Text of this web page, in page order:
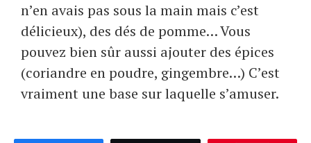
n’en avais pas sous la main mais c’est
délicieux), des dés de pomme… Vous
pouvez bien sûr aussi ajouter des épices
(coriandre en poudre, gingembre…) C’est
vraiment une base sur laquelle s’amuser.